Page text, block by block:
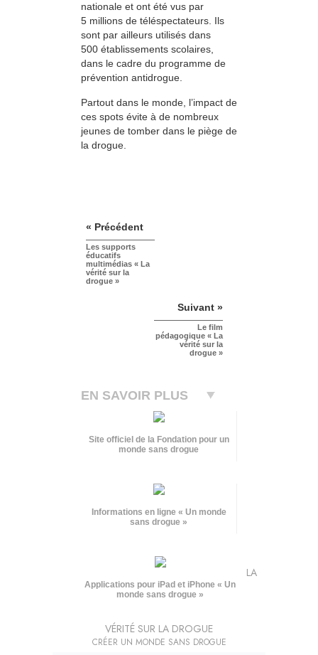
nationale et ont été vus par
5 millions de téléspectateurs. Ils
sont par ailleurs utilisés dans
500 établissements scolaires,
dans le cadre du programme de
prévention antidrogue.
Partout dans le monde, l’impact de
ces spots évite à de nombreux
jeunes de tomber dans le piège de
la drogue.
« Précédent
Les supports
éducatifs
multimédias « La
vérité sur la
drogue »
Suivant »
Le film
pédagogique « La
vérité sur la
drogue »
EN SAVOIR PLUS
Site officiel de la Fondation pour un
monde sans drogue
Informations en ligne « Un monde
sans drogue »
Applications pour iPad et iPhone « Un
monde sans drogue »
LA
VÉRITÉ SUR LA DROGUE
CRÉER UN MONDE SANS DROGUE